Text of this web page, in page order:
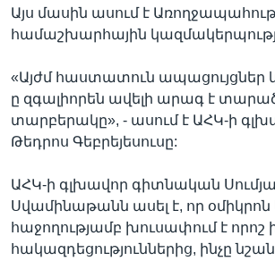
Այս մասին ասում է
համաշխարհային
«Այժմ հաստատուն ապացույցներ
ը զգալիորեն ավելի արագ է
տարբերակը», - ասում է ԱՀԿ-ի
Թեդրոս Գեբրեյեսուսը:
ԱՀԿ-ի գլխավոր գիտնական Սումյա
Սվամինաթանն ասել է, որ
հաջողությամբ խուսափում է որոշ
հակազդեցություններից, ինչը